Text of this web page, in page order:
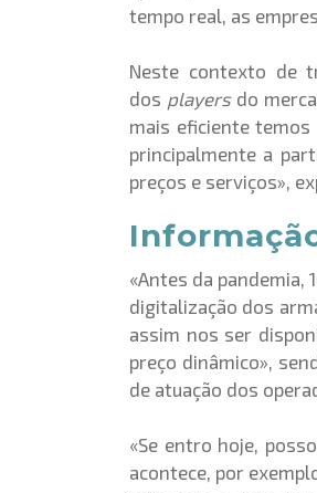
tempo real, as
Neste contexto de
dos players do
mais eficiente temos
principalmente a
preços e serviços»,
«Antes da pandemia,
digitalização dos
assim nos ser
preço dinâmico»,
de atuação dos
«Se entro hoje,
acontece, por